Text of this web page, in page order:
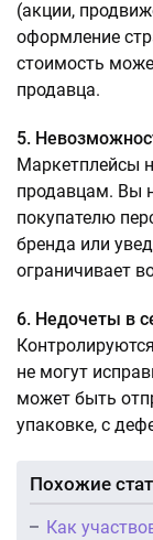
(акции,
оформление
стоимость
продавца.
5.
Маркетплейсы
продавцам. Вы
покупателю
бренда или
ограничивает
6. Недочеты в
не могут
может быть
упаковке, с
Похожие
Как